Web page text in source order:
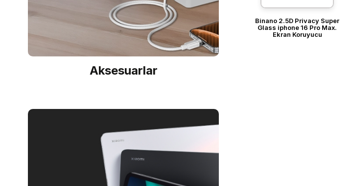
Aksesuarlar
Binano 2.5D Privacy Super
Glass iphone 16 Pro Max.
Ekran Koruyucu